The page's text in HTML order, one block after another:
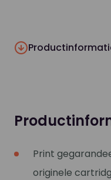
Print
originele